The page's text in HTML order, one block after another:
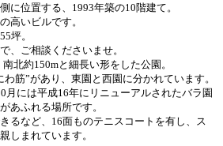
に位置する、1993年築の10階建て。
高いビルです。
坪。
、ご相談くださいませ。
北約150mと細長い形をした公園。
筋”があり、東園と西園に分かれています。
月には平成16年にリニューアルされたバラ園
あふれる場所です。
るなど、16面ものテニスコートを有し、ス
しまれています。